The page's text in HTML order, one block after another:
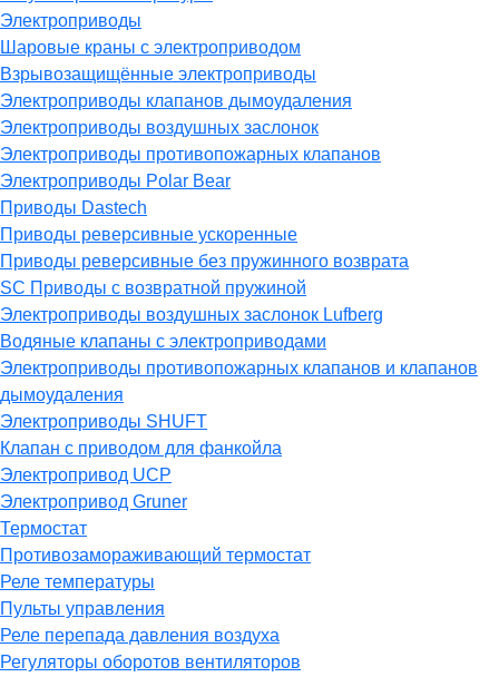
Электроприводы
Шаровые краны с электроприводом
Взрывозащищённые электроприводы
Электроприводы клапанов дымоудаления
Электроприводы воздушных заслонок
Электроприводы противопожарных клапанов
Электроприводы Polar Bear
Приводы Dastech
Приводы реверсивные ускоренные
Приводы реверсивные без пружинного возврата
SC Приводы с возвратной пружиной
Электроприводы воздушных заслонок Lufberg
Водяные клапаны с электроприводами
Электроприводы противопожарных клапанов и клапанов
дымоудаления
Электроприводы SHUFT
Клапан с приводом для фанкойла
Электропривод UCP
Электропривод Gruner
Термостат
Противозамораживающий термостат
Реле температуры
Пульты управления
Реле перепада давления воздуха
Регуляторы оборотов вентиляторов